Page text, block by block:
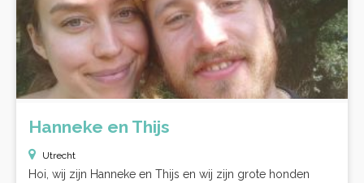
Hanneke en Thijs
Utrecht
Hoi, wij zijn Hanneke en Thijs en wij zijn grote honden